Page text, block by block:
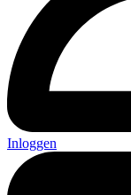
Inloggen